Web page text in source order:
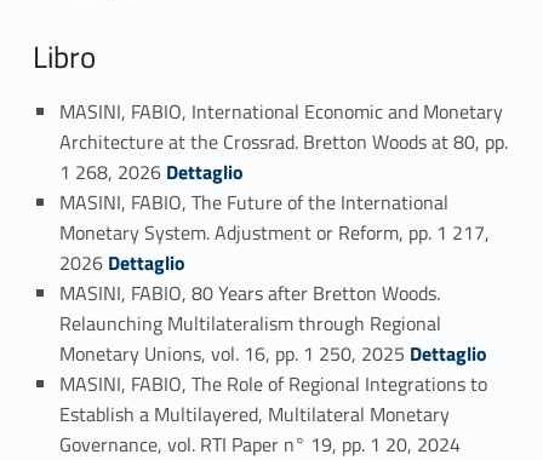
Libro
MASINI, FABIO, International Economic and Monetary
Architecture at the Crossrad. Bretton Woods at 80, pp.
1 268, 2026 Link identifier #identifier_person_143011-99
Dettaglio
MASINI, FABIO, The Future of the International
Monetary System. Adjustment or Reform, pp. 1 217,
2026 Link identifier #identifier_person_49735-100
Dettaglio
MASINI, FABIO, 80 Years after Bretton Woods.
Relaunching Multilateralism through Regional
Monetary Unions, vol. 16, pp. 1 250, 2025 Link identifier #identifier_person_137458-101
Dettaglio
MASINI, FABIO, The Role of Regional Integrations to
Establish a Multilayered, Multilateral Monetary
Governance, vol. RTI Paper n° 19, pp. 1 20, 2024